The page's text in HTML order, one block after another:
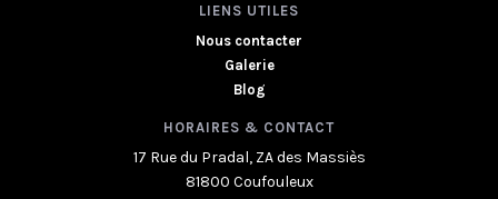
LIENS UTILES
Nous contacter
Galerie
Blog
HORAIRES & CONTACT
17 Rue du Pradal, ZA des Massiès
81800 Coufouleux